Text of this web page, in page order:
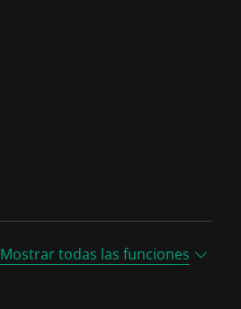
Mostrar todas las funciones